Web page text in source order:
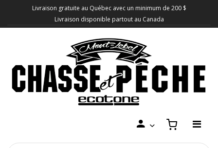
Livraison gratuite au Québec avec un minimum de 200 $
Livraison disponible partout au Canada